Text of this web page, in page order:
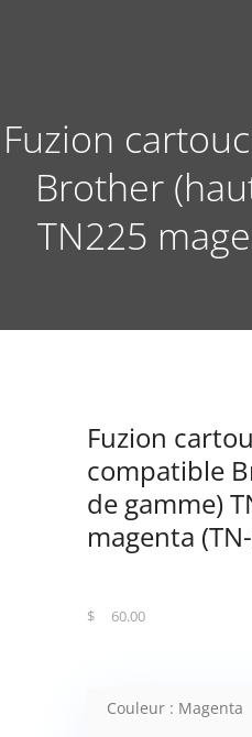
Fuzion
Brother
TN225
Fuzion
compatible
de gamme)
magenta
$ 60.00
Couleur : Magenta